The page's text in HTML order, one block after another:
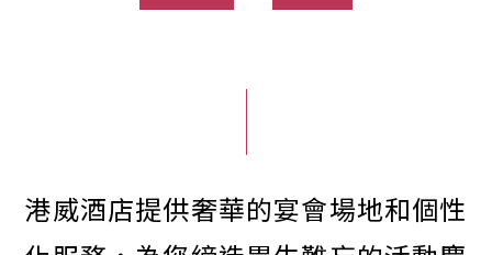
港威酒店提供奢華的宴會場地和個性